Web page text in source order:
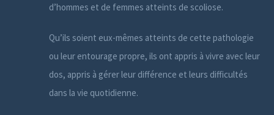
d’hommes et de femmes atteints de scoliose.
Qu’ils soient eux-mêmes atteints de cette pathologie
ou leur entourage propre, ils ont appris à vivre avec leur
dos, appris à gérer leur différence et leurs difficultés
dans la vie quotidienne.